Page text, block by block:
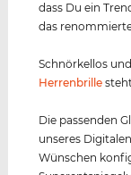
dass Du ein
das
Schnörkellos
Herrenbrille
Die passenden
unseres
Wünschen